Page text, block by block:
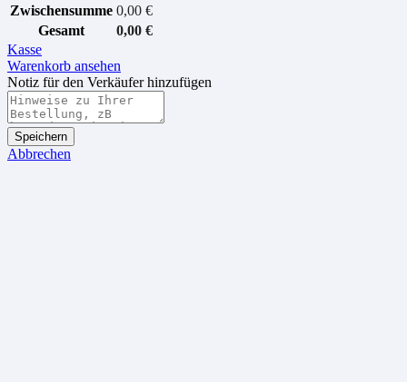
Zwischensumme 0,00 €
Gesamt
0,00 €
Kasse
Warenkorb ansehen
Notiz für den Verkäufer hinzufügen
Speichern
Abbrechen